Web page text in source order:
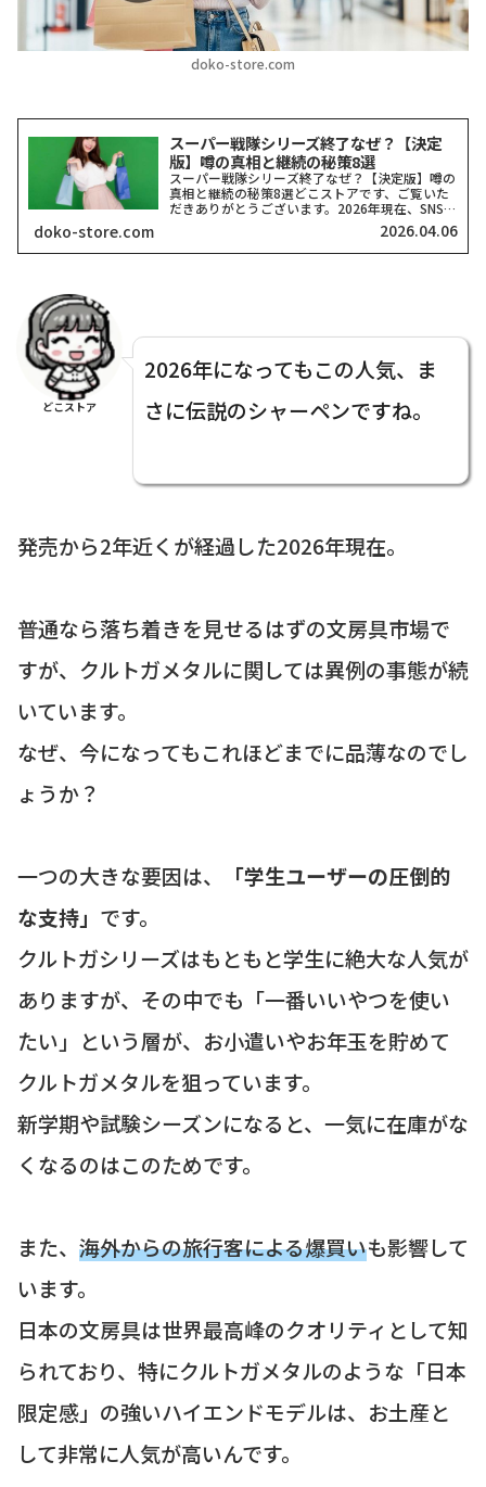
doko-store.com
スーパー戦隊シリーズ終了なぜ？【決定
版】噂の真相と継続の秘策8選
スーパー戦隊シリーズ終了なぜ？【決定版】噂の
真相と継続の秘策8選どこストアです、ご覧いた
だきありがとうございます。2026年現在、SNSや
ネット掲示板で「スーパー戦隊シリーズがいよい
よ終了するのではないか？」という穏やかではな
い噂を耳にする...
doko-store.com 2026.04.06
どこストア
2026年になってもこの人気、ま
さに伝説のシャーペンですね。
発売から2年近くが経過した2026年現在。
普通なら落ち着きを見せるはずの文房具市場で
すが、クルトガメタルに関しては異例の事態が続
いています。
なぜ、今になってもこれほどまでに品薄なのでし
ょうか？
一つの大きな要因は、
「学生ユーザーの圧倒的
な支持」 です。
クルトガシリーズはもともと学生に絶大な人気が
ありますが、その中でも「一番いいやつを使い
たい」という層が、お小遣いやお年玉を貯めて
クルトガメタルを狙っています。
新学期や試験シーズンになると、一気に在庫がな
くなるのはこのためです。
また、 海外からの旅行客による爆買いも影響して
います。
日本の文房具は世界最高峰のクオリティとして知
られており、特にクルトガメタルのような「日本
限定感」の強いハイエンドモデルは、お土産と
して非常に人気が高いんです。